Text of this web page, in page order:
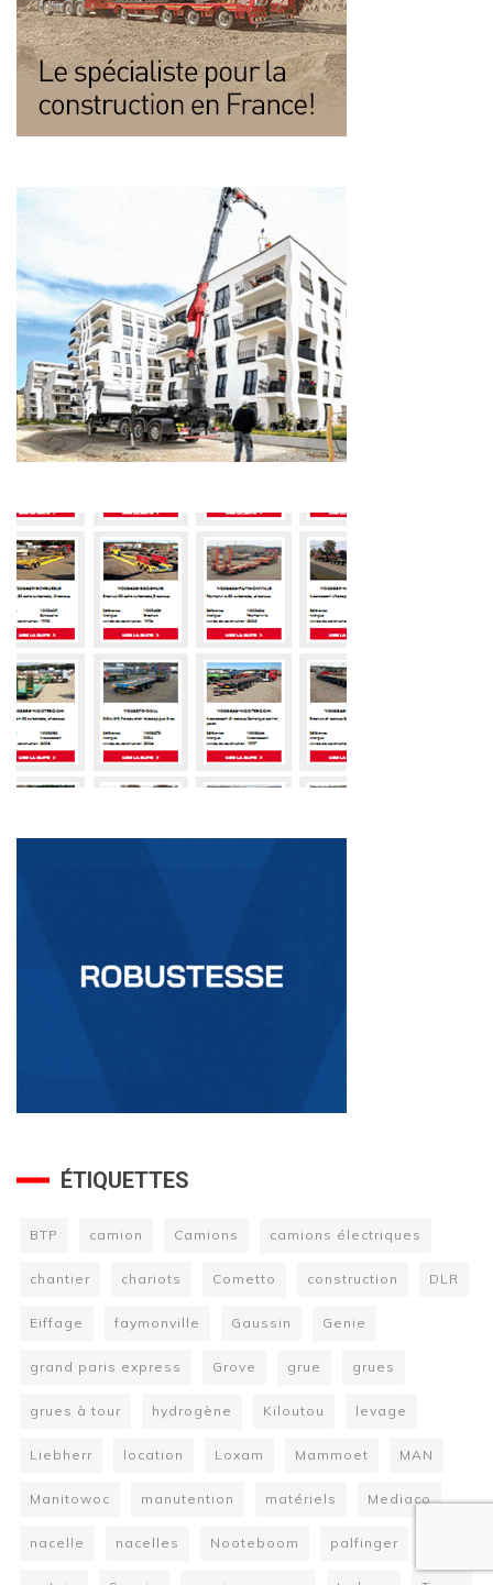
ÉTIQUETTES
BTP camion Camions camions électriques
chantier chariots Cometto construction DLR
Eiffage faymonville Gaussin Genie
grand paris express Grove grue grues
grues à tour hydrogène Kiloutou levage
Liebherr location Loxam Mammoet MAN
Manitowoc manutention matériels Mediaco
nacelle nacelles Nooteboom palfinger